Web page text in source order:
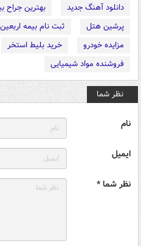
دانلود آهنگ جدید
بهترین جراح
پرشین هتل
ثبت نام بیمه اربعین
مزایده خودرو
خرید بلیط استخر
فروشنده مواد شیمیایی
نظر شما
نام
ایمیل
نظر شما *